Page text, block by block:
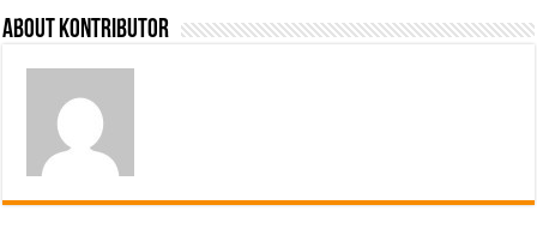
About Kontributor